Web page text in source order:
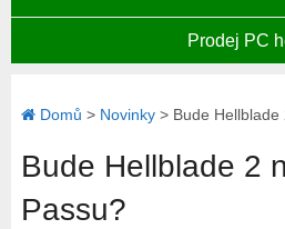
Prodej PC
Domů > Novinky> Bude
Bude Hellblade 2
Passu?